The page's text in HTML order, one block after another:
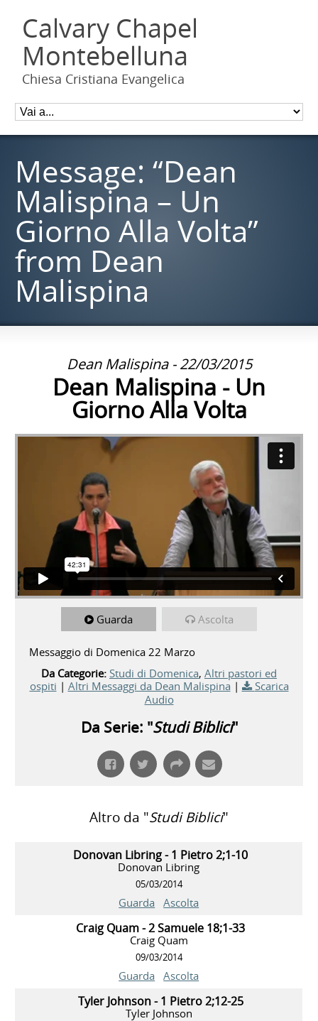
Calvary Chapel
Montebelluna
Chiesa Cristiana Evangelica
Message: “Dean
Malispina – Un
Giorno Alla Volta”
from Dean
Malispina
Dean Malispina - 22/03/2015
Dean Malispina - Un
Giorno Alla Volta
Guarda Ascolta
Messaggio di Domenica 22 Marzo
Da Categorie: Studi di Domenica, Altri pastori ed
ospiti | Altri Messaggi da Dean Malispina |
Scarica
Audio
Da Serie: "Studi Biblici"
Altro da "Studi Biblici"
Donovan Libring - 1 Pietro 2;1-10
Donovan Libring
05/03/2014
Guarda Ascolta
Craig Quam - 2 Samuele 18;1-33
Craig Quam
09/03/2014
Guarda Ascolta
Tyler Johnson - 1 Pietro 2;12-25
Tyler Johnson